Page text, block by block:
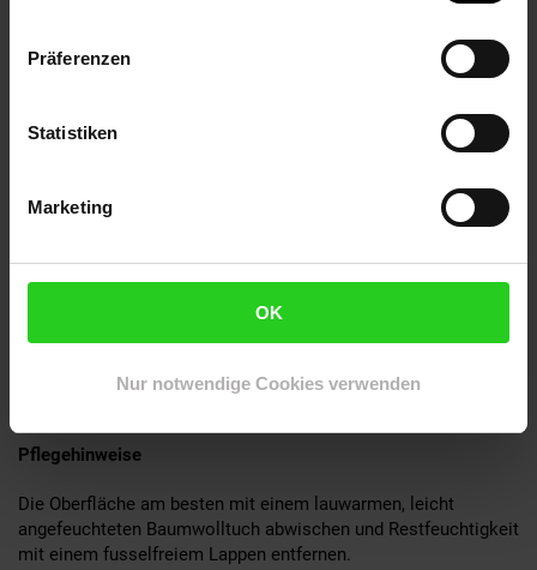
Präferenzen
Statistiken
Marketing
OK
Nur notwendige Cookies verwenden
Besonderheiten
Die Ablageflächen bieten genügend Platz für
Dekorationen, Bilder oder wertvolle Erinnerungsstücke
Tischbeinkonstruktion
Schwarze Kunststoffkappen schützen Ihren Fußboden vor
Pflegehinweise
Die Oberfläche am besten mit einem lauwarmen, leicht
angefeuchteten Baumwolltuch abwischen und Restfeuchtigkeit
mit einem fusselfreiem Lappen entfernen.